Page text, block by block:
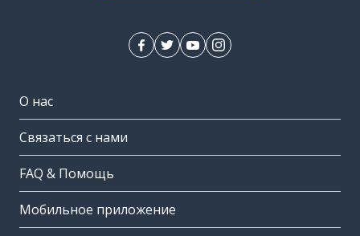
О нас
Связаться с нами
FAQ & Помощь
Мобильное приложение